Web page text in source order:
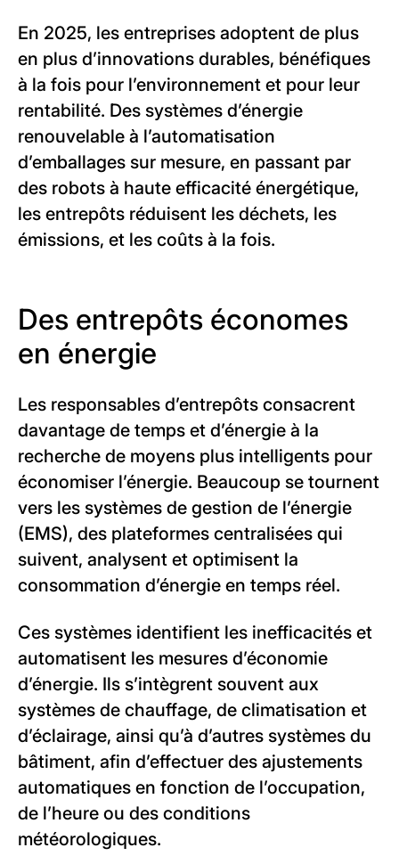
En 2025, les entreprises adoptent de plus
en plus d’innovations durables, bénéfiques
à la fois pour l’environnement et pour leur
rentabilité. Des systèmes d’énergie
renouvelable à l’automatisation
d’emballages sur mesure, en passant par
des robots à haute efficacité énergétique,
les entrepôts réduisent les déchets, les
émissions, et les coûts à la fois.
Des entrepôts économes
en énergie
Les responsables d’entrepôts consacrent
davantage de temps et d’énergie à la
recherche de moyens plus intelligents pour
économiser l’énergie. Beaucoup se tournent
vers les systèmes de gestion de l’énergie
(EMS), des plateformes centralisées qui
suivent, analysent et optimisent la
consommation d’énergie en temps réel.
Ces systèmes identifient les inefficacités et
automatisent les mesures d’économie
d’énergie. Ils s’intègrent souvent aux
systèmes de chauffage, de climatisation et
d’éclairage, ainsi qu’à d’autres systèmes du
bâtiment, afin d’effectuer des ajustements
automatiques en fonction de l’occupation,
de l’heure ou des conditions
météorologiques.